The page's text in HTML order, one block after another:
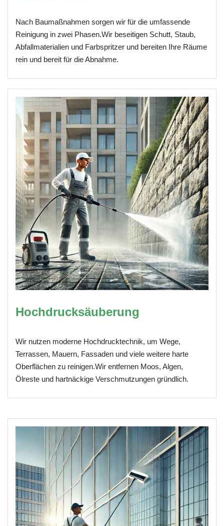
Nach Baumaßnahmen sorgen wir für die umfassende
Reinigung in zwei Phasen.Wir beseitigen Schutt, Staub,
Abfallmaterialien und Farbspritzer und bereiten Ihre Räume
rein und bereit für die Abnahme.
Hochdrucksäuberung
Wir nutzen moderne Hochdrucktechnik, um Wege,
Terrassen, Mauern, Fassaden und viele weitere harte
Oberflächen zu reinigen.Wir entfernen Moos, Algen,
Ölreste und hartnäckige Verschmutzungen gründlich.